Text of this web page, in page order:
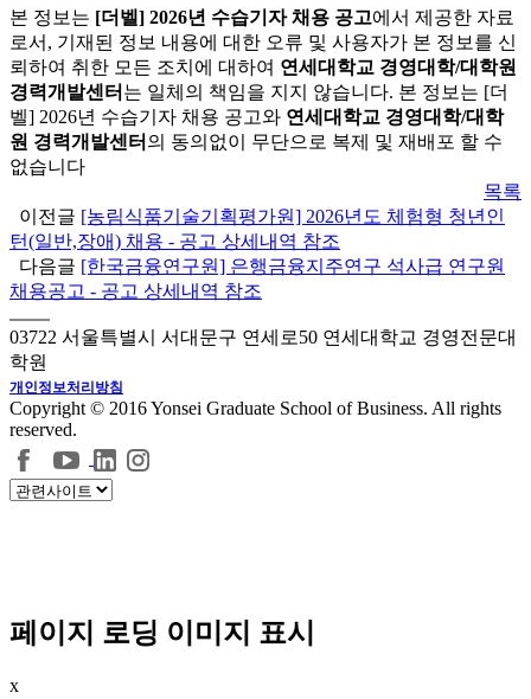
본 정보는 [더벨] 2026년 수습기자 채용 공고에서 제공한 자료
로서, 기재된 정보 내용에 대한 오류 및 사용자가 본 정보를 신
뢰하여 취한 모든 조치에 대하여 연세대학교 경영대학/대학원
경력개발센터 는 일체의 책임을 지지 않습니다. 본 정보는 [더
벨] 2026년 수습기자 채용 공고와 연세대학교 경영대학/대학
원 경력개발센터 의 동의없이 무단으로 복제 및 재배포 할 수
없습니다
목록
이전글 [농림식품기술기획평가원] 2026년도 체험형 청년인
턴(일반,장애) 채용 - 공고 상세내역 참조
다음글 [한국금융연구원] 은행금융지주연구 석사급 연구원
채용공고 - 공고 상세내역 참조
03722 서울특별시 서대문구 연세로50 연세대학교 경영전문대
학원
개인정보처리방침
Copyright © 2016 Yonsei Graduate School of Business. All rights
reserved.
페이지 로딩 이미지 표시
x